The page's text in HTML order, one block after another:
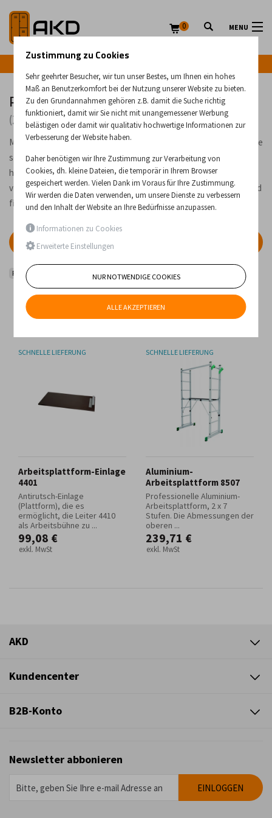
MENU
0
Plattformen, Stützen, Ständer
(2 Produkte)
Müssen Sie höher hinaus, etwas abstützen oder eine ebene Fläche
schaffen? In unserer Kategorie finden Sie eine große Auswahl an
hochwertigen Plattformen, Stützen und Podesten für
verschiedene Anwendungen. Sehen Sie sich unser Angebot an und
finden Sie die richtige Lösung für Ihre Bedürfnisse.
Plattformen, Stützen, Ständer
Geringster Preis
Älteste Produkte
SCHNELLE LIEFERUNG
Arbeitsplattform-Einlage
4401
Antirutsch-Einlage
(Plattform), die es
ermöglicht, die Leiter 4410
als Arbeitsbühne zu ...
99,08 €
exkl. MwSt
SCHNELLE LIEFERUNG
Aluminium-
Arbeitsplattform 8507
Professionelle Aluminium-
Arbeitsplattform, 2 x 7
Stufen. Die Abmessungen der
oberen ...
239,71 €
exkl. MwSt
AKD
Kundencenter
B2B-Konto
Newsletter abbonieren
Zustimmung zu Cookies
Sehr geehrter Besucher, wir tun unser Bestes, um Ihnen ein hohes
Maß an Benutzerkomfort bei der Nutzung unserer Website zu bieten.
Zu den Grundannahmen gehören z.B. damit die Suche richtig
funktioniert, damit wir Sie nicht mit unangemessener Werbung
belästigen oder damit wir qualitativ hochwertige Informationen zur
Verbesserung der Website haben.
Daher benötigen wir Ihre Zustimmung zur Verarbeitung von
Cookies, dh. kleine Dateien, die temporär in Ihrem Browser
gespeichert werden. Vielen Dank im Voraus für Ihre Zustimmung.
Wir werden die Daten verwenden, um unsere Dienste zu verbessern
und den Inhalt der Website an Ihre Bedürfnisse anzupassen.
Informationen zu Cookies
Erweiterte Einstellungen
NUR NOTWENDIGE COOKIES
ALLE AKZEPTIEREN